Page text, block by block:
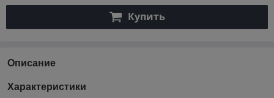
Купить
Описание
Характеристики